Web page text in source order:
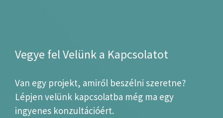
Vegye fel Velünk a Kapcsolatot
Van egy projekt, amiről beszélni szeretne?
Lépjen velünk kapcsolatba még ma egy
ingyenes konzultációért.